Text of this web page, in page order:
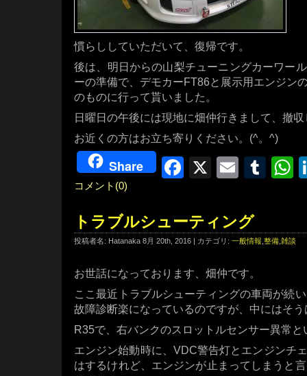
慣らししていただいて、復帰です。
後は、明日からの山梨チューニングカーワー
ーの準備で、デモカーFT86と展示用エンジン
のものに行って貰いました。
日曜日の午後には現地に畑仲行きまして、撤
お近くの方はお立ち寄りください。(^。^)
Share Facebook
X Email
コメント(0)
トラブルシューティング
投稿者名: Hatanaka 8月 20th, 2016 | カテゴリ: 一般情報 整備 雑談
お世話になっております、畑仲です。
ここ最近トラブルシューティングの車両が続
故障診断楽になっているのですが、中にはそ
R35で、右バンクのスロットルセンサー異常
エンジン始動時に、VDC警告灯とエンジンチ
はするけれど、エンジンが止まってしまうと